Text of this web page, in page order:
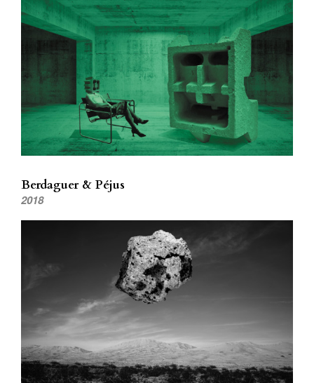
Berdaguer & Péjus
2018